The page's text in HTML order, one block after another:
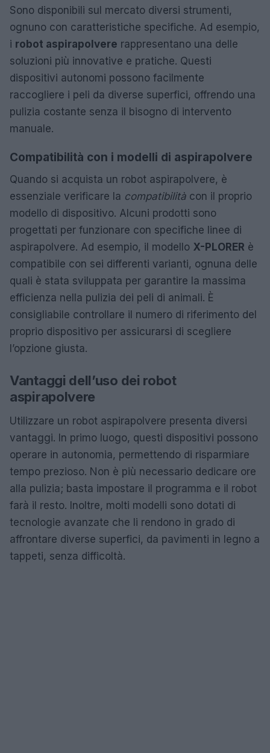
Sono disponibili sul mercato diversi strumenti,
ognuno con caratteristiche specifiche. Ad esempio,
i robot aspirapolvere rappresentano una delle
soluzioni più innovative e pratiche. Questi
dispositivi autonomi possono facilmente
raccogliere i peli da diverse superfici, offrendo una
pulizia costante senza il bisogno di intervento
manuale.
Compatibilità con i modelli di aspirapolvere
Quando si acquista un robot aspirapolvere, è
essenziale verificare la compatibilità con il proprio
modello di dispositivo. Alcuni prodotti sono
progettati per funzionare con specifiche linee di
aspirapolvere. Ad esempio, il modello X-PLORER è
compatibile con sei differenti varianti, ognuna delle
quali è stata sviluppata per garantire la massima
efficienza nella pulizia dei peli di animali. È
consigliabile controllare il numero di riferimento del
proprio dispositivo per assicurarsi di scegliere
l’opzione giusta.
Vantaggi dell’uso dei robot
aspirapolvere
Utilizzare un robot aspirapolvere presenta diversi
vantaggi. In primo luogo, questi dispositivi possono
operare in autonomia, permettendo di risparmiare
tempo prezioso. Non è più necessario dedicare ore
alla pulizia; basta impostare il programma e il robot
farà il resto. Inoltre, molti modelli sono dotati di
tecnologie avanzate che li rendono in grado di
affrontare diverse superfici, da pavimenti in legno a
tappeti, senza difficoltà.